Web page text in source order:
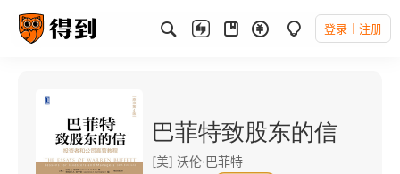
登录 注册
巴菲特致股东的信
[美] 沃伦·巴菲特